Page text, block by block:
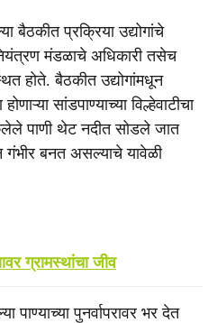
बैठकीत प्रक्रिया उद्योगांचे
मंडळाचे अधिकारी तसेच
होते. बैठकीत उद्योगांमधून
होणाऱ्या सांडपाण्याच्या विल्हेवाटीचा
पाणी थेट नदीत सोडले जात
गंभीर बनत असल्याचे यावेळी
ग्रामस्थांचा जीव
पाण्याच्या पुनर्वापरावर भर देत